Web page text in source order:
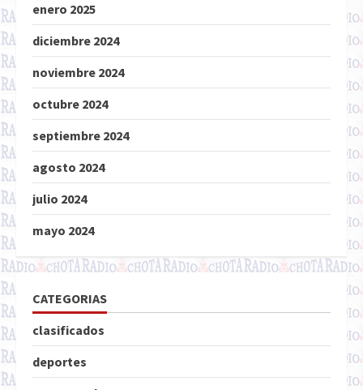
enero 2025
diciembre 2024
noviembre 2024
octubre 2024
septiembre 2024
agosto 2024
julio 2024
mayo 2024
CATEGORIAS
clasificados
deportes